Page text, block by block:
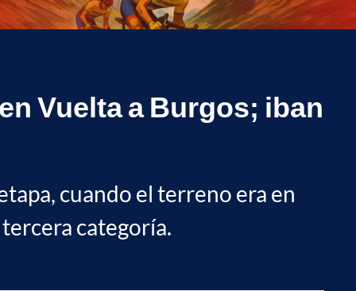
Vuelta a Burgos; iban
cuando el terreno era en
categoría.